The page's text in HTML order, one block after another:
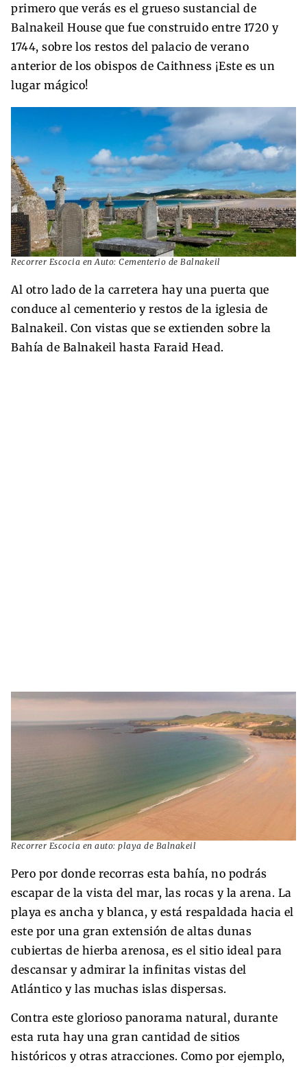
primero que verás es el grueso sustancial de
Balnakeil House que fue construido entre 1720 y
1744, sobre los restos del palacio de verano
anterior de los obispos de Caithness ¡Este es un
lugar mágico!
Recorrer Escocia en Auto: Cementerio de Balnakeil
Al otro lado de la carretera hay una puerta que
conduce al cementerio y restos de la iglesia de
Balnakeil. Con vistas que se extienden sobre la
Bahía de Balnakeil hasta Faraid Head.
Recorrer Escocia en auto: playa de Balnakeil
Pero por donde recorras esta bahía, no podrás
escapar de la vista del mar, las rocas y la arena. La
playa es ancha y blanca, y está respaldada hacia el
este por una gran extensión de altas dunas
cubiertas de hierba arenosa, es el sitio ideal para
descansar y admirar la infinitas vistas del
Atlántico y las muchas islas dispersas.
Contra este glorioso panorama natural, durante
esta ruta hay una gran cantidad de sitios
históricos y otras atracciones. Como por ejemplo,